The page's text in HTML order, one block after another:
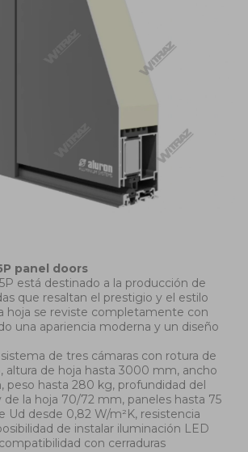
panel doors
está destinado a la producción de
que resaltan el prestigio y el estilo
hoja se reviste completamente con
una apariencia moderna y un diseño
de tres cámaras con rotura de
altura de hoja hasta 3000 mm, ancho
peso hasta 280 kg, profundidad del
la hoja 70/72 mm, paneles hasta 75
Ud desde 0,82 W/m²K, resistencia
de instalar iluminación LED
con cerraduras